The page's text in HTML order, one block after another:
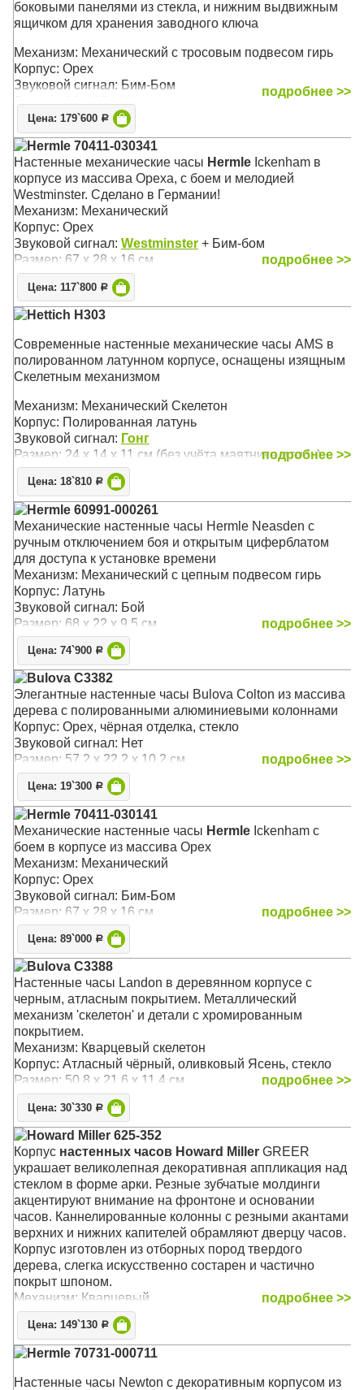
боковыми панелями из стекла, и нижним выдвижным
ящичком для хранения заводного ключа
Механизм: Механический с тросовым подвесом гирь
Корпус: Орех
Звуковой сигнал: Бим-Бом
Размер: 90 х 27 х 13 см
подробнее >>
Цена: 179`600 Р
Hermle 70411-030341
Настенные механические часы Hermle Ickenham в
корпусе из массива Ореха, c боем и мелодией
Westminster. Сделано в Германии!
Механизм: Механический
Корпус: Орех
Звуковой сигнал: Westminster + Бим-бом
Размер: 67 х 28 х 16 см
подробнее >>
Цена: 117`800 Р
Hettich H303
Современные настенные механические часы AMS в
полированном латунном корпусе, оснащены изящным
Скелетным механизмом
Механизм: Механический Скелетон
Корпус: Полированная латунь
Звуковой сигнал: Гонг
Размер: 24 х 14 х 11 см (без учёта маятника и гирь)
подробнее >>
Цена: 18`810 Р
Hermle 60991-000261
Механические настенные часы Hermle Neasden с
ручным отключением боя и открытым циферблатом
для доступа к установке времени
Механизм: Механический с цепным подвесом гирь
Корпус: Латунь
Звуковой сигнал: Бой
Размер: 68 х 22 х 9,5 см
подробнее >>
Цена: 74`900 Р
Bulova C3382
Элегантные настенные часы Bulova Colton из массива
дерева с полированными алюминиевыми колоннами
Корпус: Орех, чёрная отделка, стекло
Звуковой сигнал: Нет
Размер: 57,2 x 22,2 x 10,2 см
подробнее >>
Цена: 19`300 Р
Hermle 70411-030141
Механические настенные часы Hermle Ickenham с
боем в корпусе из массива Орех
Механизм: Механический
Корпус: Орех
Звуковой сигнал: Бим-Бом
Размер: 67 х 28 х 16 см
подробнее >>
Цена: 89`000 Р
Bulova C3388
Настенные часы Landon в деревянном корпусе с
черным, атласным покрытием. Металлический
механизм 'скелетон' и детали с хромированным
покрытием.
Механизм: Кварцевый скелетон
Корпус: Атласный чёрный, оливковый Ясень, стекло
Размер: 50,8 x 21,6 x 11,4 см
подробнее >>
Цена: 30`330 Р
Howard Miller 625-352
Корпус настенных часов Howard Miller GREER
украшает великолепная декоративная аппликация над
стеклом в форме арки. Резные зубчатые молдинги
акцентируют внимание на фронтоне и основании
часов. Каннелированные колонны с резными акантами
верхних и нижних капителей обрамляют дверцу часов.
Корпус изготовлен из отборных пород твердого
дерева, слегка искусственно состарен и частично
покрыт шпоном.
Механизм: Кварцевый
Корпус: Хэмптонская Вишня (Hampton Cherry)
Звуковой сигнал:Westminster
Размер: 86 x 41 х 16 см
подробнее >>
Цена: 149`130 Р
Hermle 70731-000711
Настенные часы Newton с декоративным корпусом из